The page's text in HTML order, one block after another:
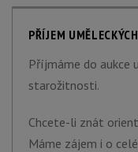
PŘÍJEM
Příjmáme do aukce
starožitnosti.
Chcete-li znát
Máme zájem i o